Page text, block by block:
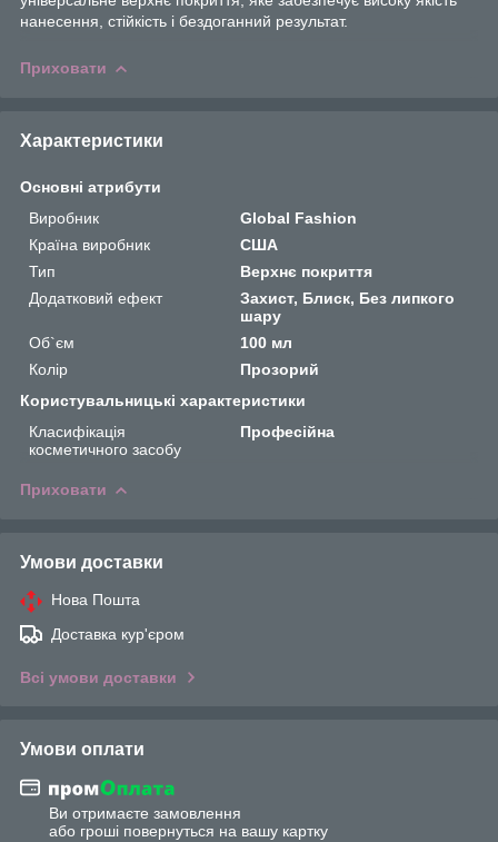
нанесення, стійкість і бездоганний результат.
Приховати
Характеристики
Основні атрибути
Виробник
Global Fashion
Країна виробник
США
Тип
Верхнє покриття
Додатковий ефект
Захист, Блиск, Без липкого
шару
Об`єм
100 мл
Колір
Прозорий
Користувальницькі характеристики
Класифікація
косметичного засобу
Професійна
Приховати
Умови доставки
Нова Пошта
Доставка кур'єром
Всі умови доставки
Умови оплати
Ви отримаєте замовлення
або гроші повернуться на вашу картку